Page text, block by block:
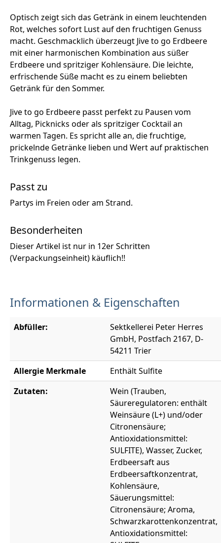
Optisch zeigt sich das Getränk in einem leuchtenden
Rot, welches sofort Lust auf den fruchtigen Genuss
macht. Geschmacklich überzeugt Jive to go Erdbeere
mit einer harmonischen Kombination aus süßer
Erdbeere und spritziger Kohlensäure. Die leichte,
erfrischende Süße macht es zu einem beliebten
Getränk für den Sommer.
Jive to go Erdbeere passt perfekt zu Pausen vom
Alltag, Picknicks oder als spritziger Cocktail an
warmen Tagen. Es spricht alle an, die fruchtige,
prickelnde Getränke lieben und Wert auf praktischen
Trinkgenuss legen.
Passt zu
Partys im Freien oder am Strand.
Besonderheiten
Dieser Artikel ist nur in 12er Schritten
(Verpackungseinheit) käuflich!!
Informationen & Eigenschaften
Abfüller:
Sektkellerei Peter Herres
GmbH, Postfach 2167, D-
54211 Trier
Allergie Merkmale
Enthält Sulfite
Zutaten:
Wein (Trauben,
Säureregulatoren: enthält
Weinsäure (L+) und/oder
Citronensäure;
Antioxidationsmittel:
SULFITE), Wasser, Zucker,
Erdbeersaft aus
Erdbeersaftkonzentrat,
Kohlensäure,
Säuerungsmittel:
Citronensäure; Aroma,
Schwarzkarottenkonzentrat,
Antioxidationsmittel: